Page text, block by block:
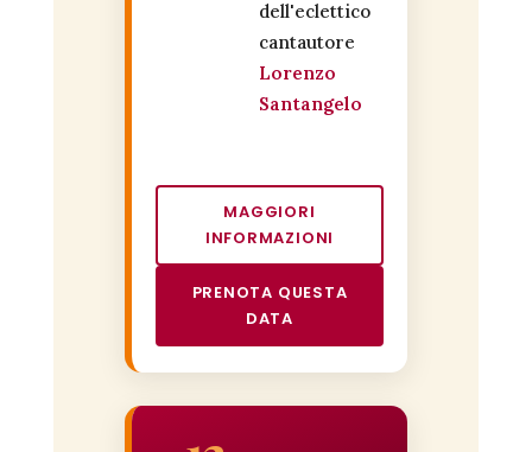
dell'eclettico
cantautore
Lorenzo
Santangelo
MAGGIORI
INFORMAZIONI
PRENOTA QUESTA
DATA